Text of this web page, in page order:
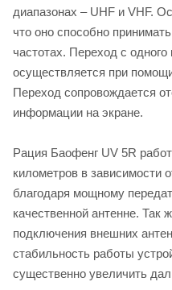
диапазонах – UHF и VHF.
что оно способно
частотах. Переход с одного
осуществляется при
Переход сопровождается
информации на экране.
Рация Баофенг UV 5R
километров в зависимости
благодаря мощному
качественной антенне. Так
подключения внешних
стабильность работы
существенно увеличить